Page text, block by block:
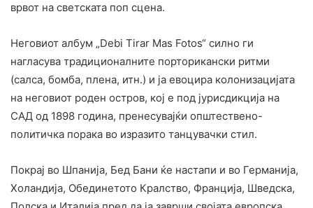
врвот на светската поп сцена.
Неговиот албум „Debi Tirar Mas Fotos“ силно ги
нагласува традиционалните порторикански ритми
(салса, бомба, плена, итн.) и ја евоцира колонизацијата
на неговиот роден остров, кој е под јурисдикција на
САД од 1898 година, пренесувајќи општествено-
политичка порака во изразито танцувачки стил.
Покрај во Шпанија, Бед Бани ќе настапи и во Германија,
Холандија, Обединетото Кралство, Франција, Шведска,